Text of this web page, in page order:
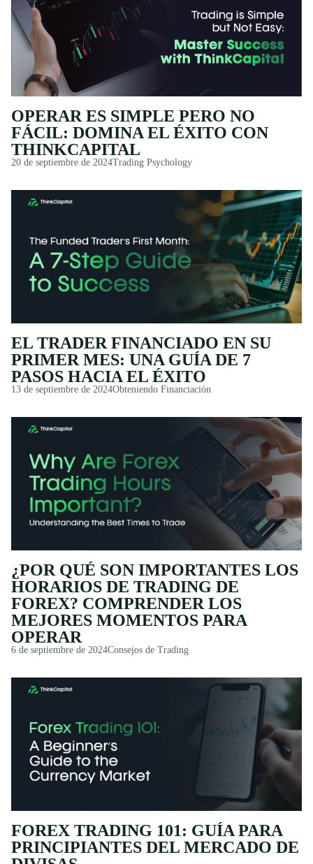
OPERAR ES SIMPLE PERO NO
FÁCIL: DOMINA EL ÉXITO CON
THINKCAPITAL
20 de septiembre de 2024Trading Psychology
EL TRADER FINANCIADO EN SU
PRIMER MES: UNA GUÍA DE 7
PASOS HACIA EL ÉXITO
13 de septiembre de 2024Obteniendo Financiación
¿POR QUÉ SON IMPORTANTES LOS
HORARIOS DE TRADING DE
FOREX? COMPRENDER LOS
MEJORES MOMENTOS PARA
OPERAR
6 de septiembre de 2024Consejos de Trading
FOREX TRADING 101: GUÍA PARA
PRINCIPIANTES DEL MERCADO DE